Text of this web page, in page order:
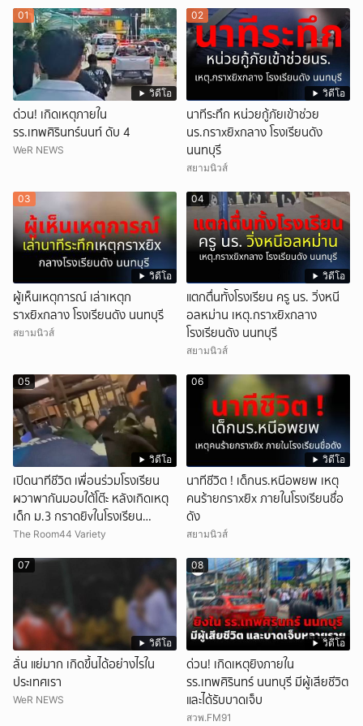
วิดีโอ
01
ด่วน! เกิดเหตุภายใน
รร.เทพศิรินทร์นนท์ ดับ 4
WeR NEWS
วิดีโอ
02
นาทีระทึก หน่วยกู้ภัยเข้าช่วย
นร.กราxยิxกลาง โรงเรียนดัง
นนทบุรี
สยามนิวส์
วิดีโอ
03
ผู้เห็นเหตุการณ์ เล่าเหตุก
ราxยิxกลาง โรงเรียนดัง นนทบุรี
สยามนิวส์
วิดีโอ
04
แตกตื่นทั้งโรงเรียน ครู นร. วิ่งหนี
อลหม่าน เหตุ.กราxยิxกลาง
โรงเรียนดัง นนทบุรี
สยามนิวส์
วิดีโอ
05
เปิดนาทีชีวิต เพื่อนร่วมโรงเรียน
ผวาพากันมอบใต้โต๊ะ หลังเกิดเหตุ
เด็ก ม.3 กราดยิvในโรงเรียน
เทพศิรินทร์นนท์ แบบไม่เลือกหน้า
The Room44 Variety
วิดีโอ
06
นาทีชีวิต ! เด็กนร.หนีอพยพ เหตุ
คนร้ายกราxยิx ภายในโรงเรียนชื่อ
ดัง
สยามนิวส์
วิดีโอ
07
ลั่น แย่มาก เกิดขึ้นได้อย่างไรใน
ประเทศเรา
WeR NEWS
วิดีโอ
08
ด่วน! เกิดเหตุยิงภายใน
รร.เทพศิรินทร์ นนทบุรี มีผู้เสียชีวิต
และได้รับบาดเจ็บ
สวพ.FM91